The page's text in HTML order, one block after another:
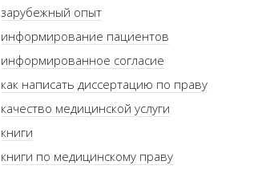
зарубежный опыт
информирование пациентов
информированное согласие
как написать диссертацию по праву
качество медицинской услуги
книги
книги по медицинскому праву